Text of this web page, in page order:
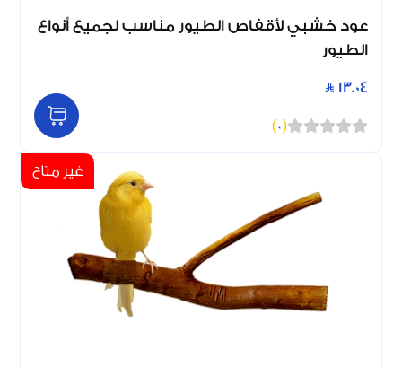
عود خشبي لأقفاص الطيور مناسب لجميع أنواع
الطيور
13.04
(
0
)
غير متاح